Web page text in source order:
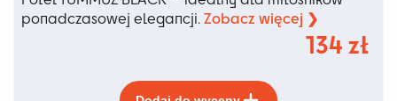
ponadczasowej elegancji. Zobacz więcej ❯
134zł